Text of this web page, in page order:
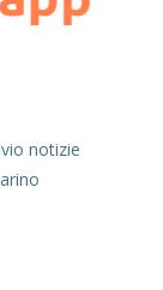
notizie